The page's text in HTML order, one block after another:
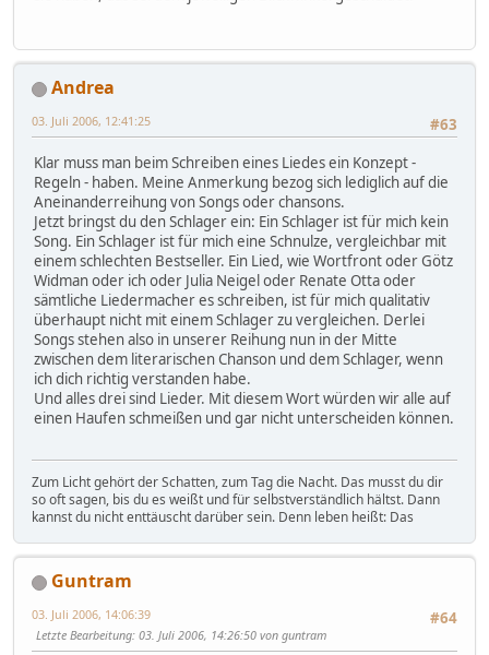
Andrea
#63
03. Juli 2006, 12:41:25
Klar muss man beim Schreiben eines Liedes ein Konzept -
Regeln - haben. Meine Anmerkung bezog sich lediglich auf die
Aneinanderreihung von Songs oder chansons.
Jetzt bringst du den Schlager ein: Ein Schlager ist für mich kein
Song. Ein Schlager ist für mich eine Schnulze, vergleichbar mit
einem schlechten Bestseller. Ein Lied, wie Wortfront oder Götz
Widman oder ich oder Julia Neigel oder Renate Otta oder
sämtliche Liedermacher es schreiben, ist für mich qualitativ
überhaupt nicht mit einem Schlager zu vergleichen. Derlei
Songs stehen also in unserer Reihung nun in der Mitte
zwischen dem literarischen Chanson und dem Schlager, wenn
ich dich richtig verstanden habe.
Und alles drei sind Lieder. Mit diesem Wort würden wir alle auf
einen Haufen schmeißen und gar nicht unterscheiden können.
Zum Licht gehört der Schatten, zum Tag die Nacht. Das musst du dir
so oft sagen, bis du es weißt und für selbstverständlich hältst. Dann
kannst du nicht enttäuscht darüber sein. Denn leben heißt: Das
Guntram
#64
03. Juli 2006, 14:06:39
Letzte Bearbeitung: 03. Juli 2006, 14:26:50 von guntram